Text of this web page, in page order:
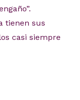
tienen sus
casi siempre